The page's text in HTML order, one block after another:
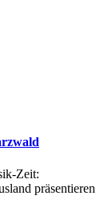
Zeit:
präsentieren